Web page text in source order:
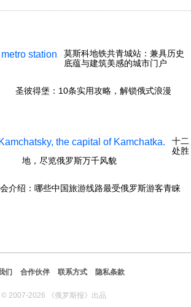
莫斯科地铁共青城站：兼具历史
底蕴与建筑美感的城市门户
圣彼得堡：10条实用攻略，解锁俄式浪漫
十二
处胜
地，尽览俄罗斯万千风貌
介绍：哪些中国旅游线路最受俄罗斯游客青睐
们 合作伙伴 联系方式 隐私条款
© 2007-2026 《俄罗斯报》出品